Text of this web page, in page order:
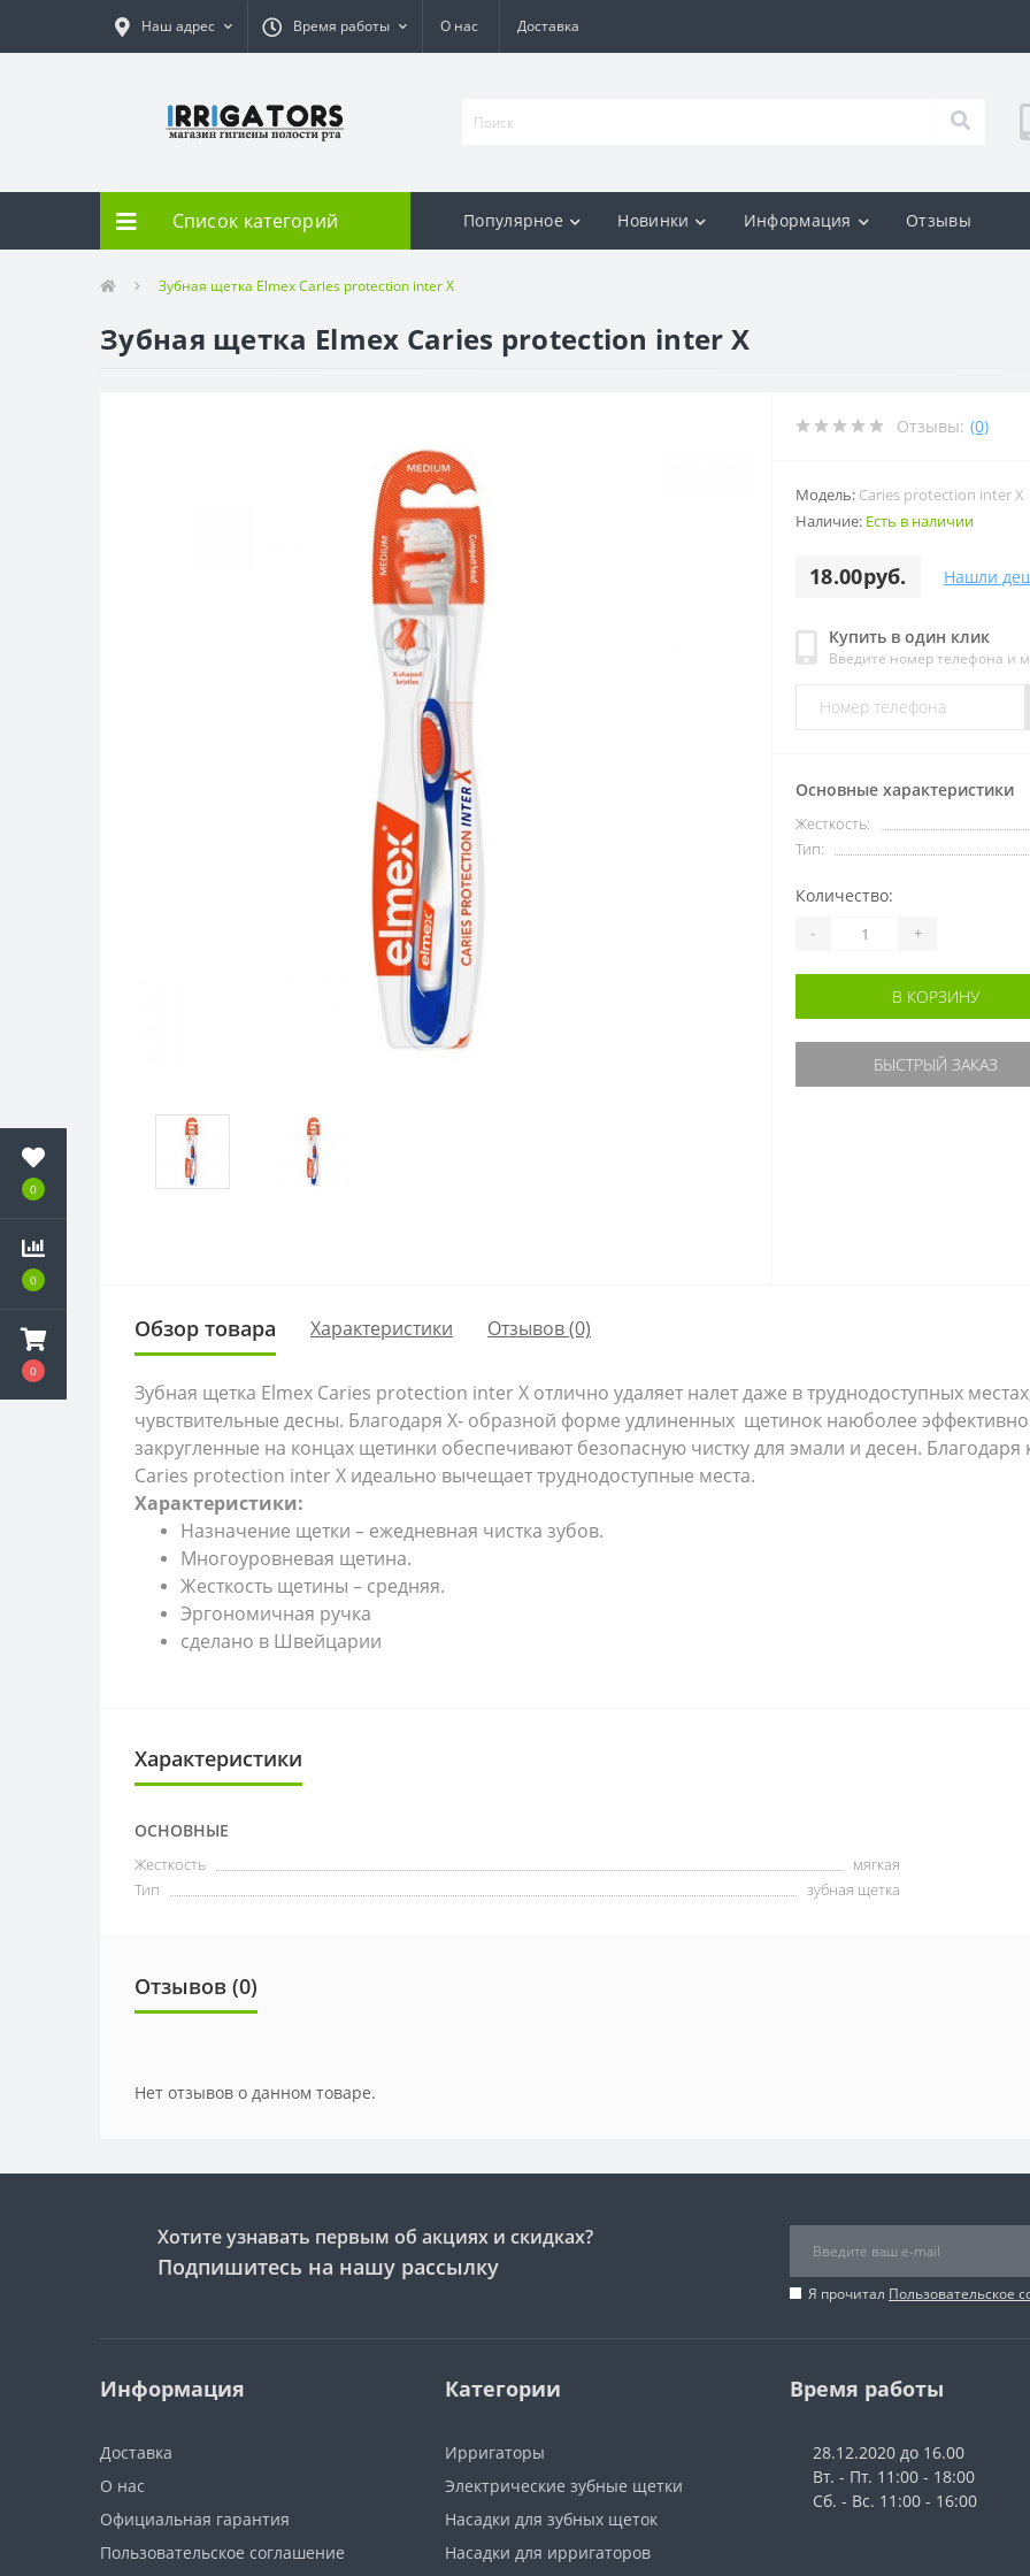
0
0
0
Наш адрес Время работы О нас Доставка
Список категорий Популярное Новинки Информация Отзывы
Зубная щетка Elmex Caries protection inter X
Зубная щетка Elmex Caries protection inter X
Отзывы: (0)
Модель: Caries protection inter X
Наличие: Есть в наличии
18.00руб. Нашли
Купить в один клик
Введите номер телефона и
Основные характеристики
Жесткость:
Тип:
Количество:
- +
В КОРЗИНУ
БЫСТРЫЙ ЗАКАЗ
Обзор товара Характеристики Отзывов (0)
Зубная щетка Elmex Caries protection inter X отлично удаляет налет даже в труднодоступных
чувствительные десны. Благодаря Х- образной форме удлиненных щетинок наюболее
закругленные на концах щетинки обеспечивают безопасную чистку для эмали и десен.
Caries protection inter X идеально вычещает труднодоступные места.
Характеристики:
Назначение щетки – ежедневная чистка зубов.
Многоуровневая щетина.
Жесткость щетины – средняя.
Эргономичная ручка
сделано в Швейцарии
Характеристики
ОСНОВНЫЕ
Жесткость
мягкая
Тип
зубная щетка
Отзывов (0)
Нет отзывов о данном товаре.
Хотите узнавать первым об акциях и скидках?
Подпишитесь на нашу рассылку
Я прочитал Пользовательское
Информация
Доставка
О нас
Официальная гарантия
Пользовательское соглашение
Категории
Ирригаторы
Электрические зубные щетки
Насадки для зубных щеток
Насадки для ирригаторов
Время работы
28.12.2020 до 16.00
Вт. - Пт. 11:00 - 18:00
Сб. - Вс. 11:00 - 16:00